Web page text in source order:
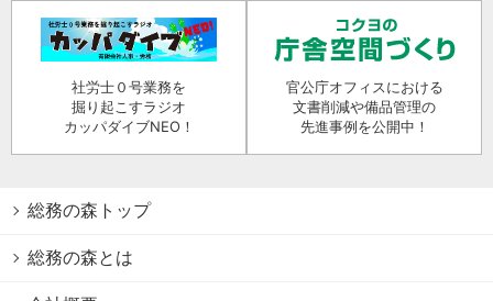
社労士０号業務を
掘り起こすラジオ
カッパダイブNEO！
官公庁オフィスにおける
文書削減や備品管理の
先進事例を公開中！
総務の森トップ
総務の森とは